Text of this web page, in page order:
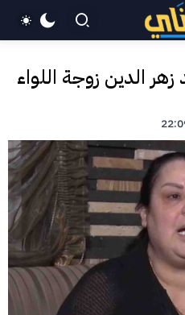
الدين زوجة اللواء